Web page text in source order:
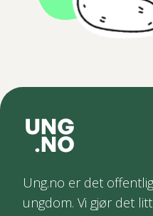
Ung.no er det
ungdom. Vi gjør det